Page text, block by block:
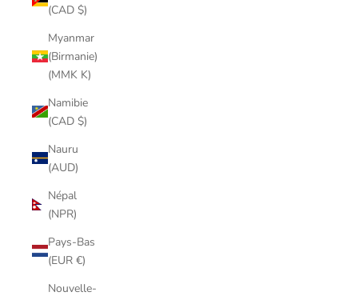
(CAD $)
Myanmar
(Birmanie)
(MMK K)
Namibie
(CAD $)
Nauru
(AUD)
Népal
(NPR)
Pays-Bas
(EUR €)
Nouvelle-